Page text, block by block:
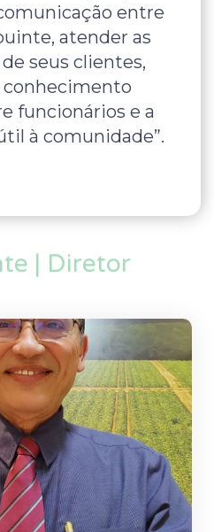
| Diretor
entre
atender as
seus clientes,
funcionários e a
à comunidade”.